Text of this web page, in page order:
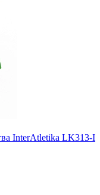
InterAtletika LK313-I